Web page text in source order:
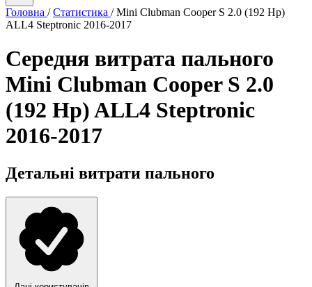
Головна / Статистика / Mini Clubman Cooper S 2.0 (192 Hp)
ALL4 Steptronic 2016-2017
Середня витрата пального
Mini Clubman Cooper S 2.0
(192 Hp) ALL4 Steptronic
2016-2017
Детальні витрати пального